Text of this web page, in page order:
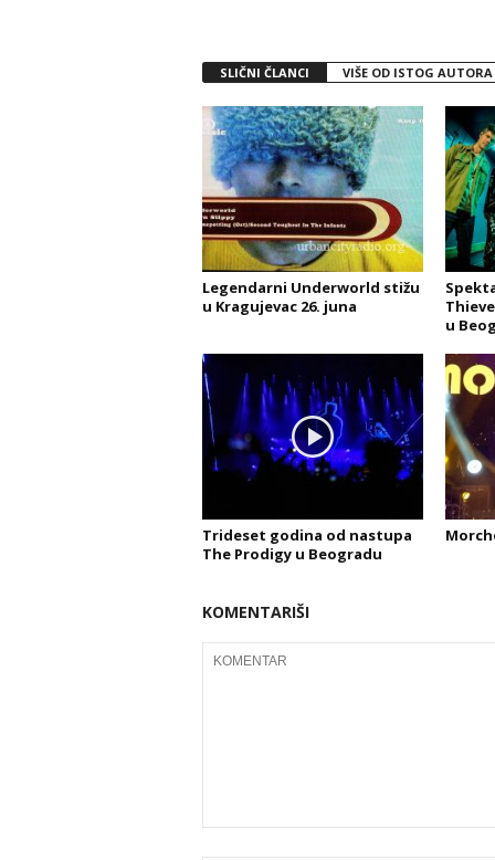
SLIČNI ČLANCI VIŠE OD ISTOG AUTORA
Legendarni Underworld stižu
u Kragujevac 26. juna
u
Trideset godina od nastupa
The Prodigy u Beogradu
KOMENTARIŠI